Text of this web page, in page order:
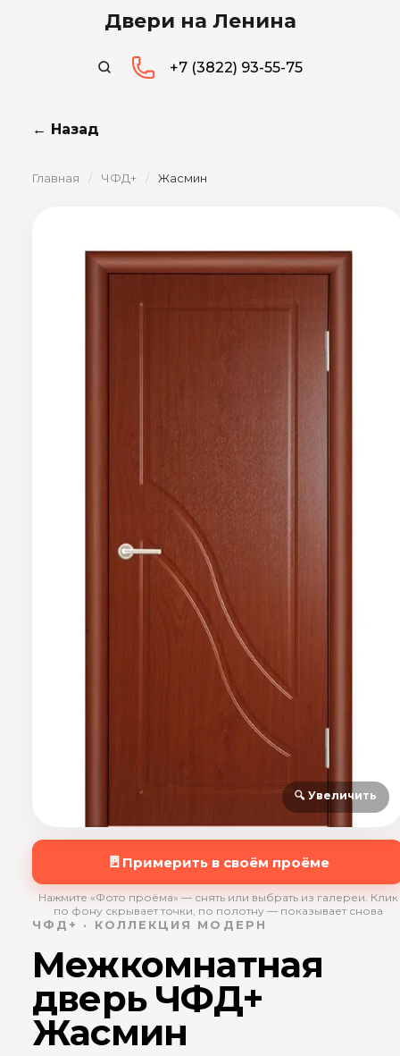
Двери на Ленина
+7 (3822) 93-55-75
← Назад
Главная / ЧФД+ / Жасмин
🔍 Увеличить
🚪 Примерить в своём проёме
Нажмите «Фото проёма» — снять или выбрать из галереи. Клик
по фону скрывает точки, по полотну — показывает снова
ЧФД+ · КОЛЛЕКЦИЯ МОДЕРН
Межкомнатная
дверь ЧФД+
Жасмин